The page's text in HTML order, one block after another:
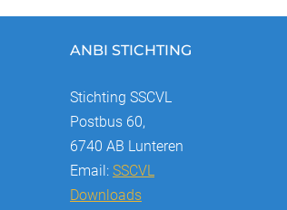
ANBI STICHTING
Stichting SSCVL
Postbus 60,
6740 AB Lunteren
Email: SSCVL
Downloads